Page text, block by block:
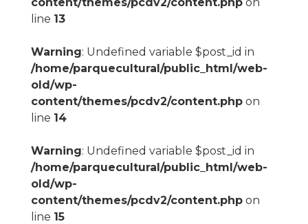
line 13
Warning: Undefined variable $post_id in
/home/parquecultural/public_html/web-
old/wp-
content/themes/pcdv2/content.phpon
line 14
Warning: Undefined variable $post_id in
/home/parquecultural/public_html/web-
old/wp-
content/themes/pcdv2/content.phpon
line 15